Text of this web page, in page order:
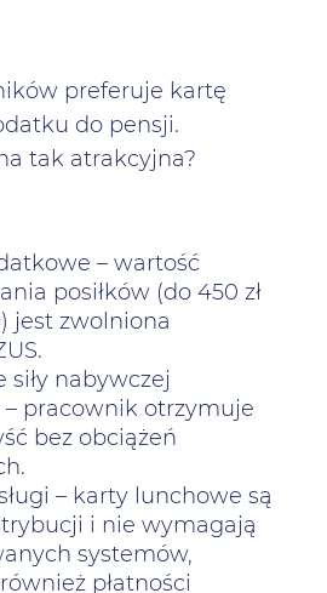
preferuje kartę
do pensji.
tak atrakcyjna?
– wartość
posiłków (do 450 zł
jest zwolniona
siły nabywczej
pracownik otrzymuje
bez obciążeń
– karty lunchowe są
i nie wymagają
systemów,
płatności